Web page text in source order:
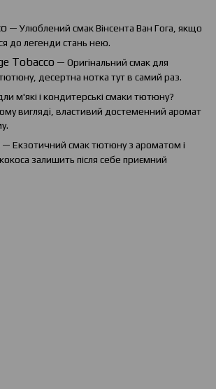
— Улюблений смак Вінсента Ван Гога, якщо
до легенди стань нею.
Tobacco — Оригінальний смак для
десертна нотка тут в самий раз.
м'які і кондитерські смаки тютюну?
вигляді, властивий достеменний аромат
— Екзотичний смак тютюну з ароматом і
залишить після себе приємний